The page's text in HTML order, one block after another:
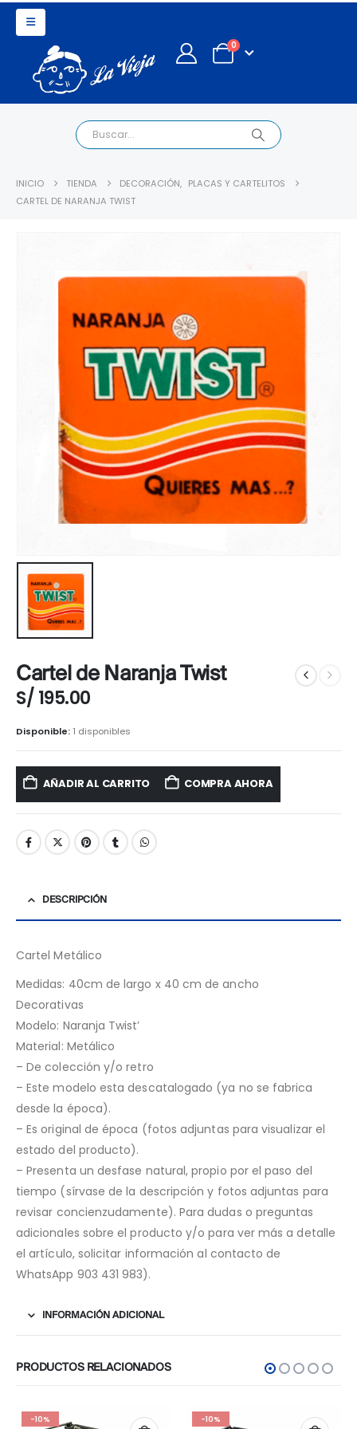
0
INICIO TIENDA DECORACIÓN, PLACAS Y CARTELITOS
CARTEL DE NARANJA TWIST
Cartel de Naranja Twist
S/ 195.00
Disponible: 1 disponibles
AÑADIR AL CARRITO COMPRA AHORA
DESCRIPCIÓN
Cartel Metálico
Medidas: 40cm de largo x 40 cm de ancho
Decorativas
Modelo: Naranja Twist’
Material: Metálico
– De colección y/o retro
– Este modelo esta descatalogado (ya no se fabrica
desde la época).
– Es original de época (fotos adjuntas para visualizar el
estado del producto).
– Presenta un desfase natural, propio por el paso del
tiempo (sírvase de la descripción y fotos adjuntas para
revisar concienzudamente). Para dudas o preguntas
adicionales sobre el producto y/o para ver más a detalle
el artículo, solicitar información al contacto de
WhatsApp 903 431 983).
INFORMACIÓN ADICIONAL
PRODUCTOS RELACIONADOS
-10% -10%